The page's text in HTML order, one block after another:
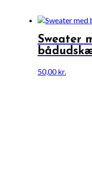
Sweater
50,00kr.